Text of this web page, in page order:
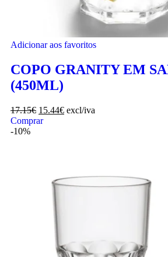
Adicionar aos favoritos
COPO GRANITY EM
(450ML)
17.15€ 15.44€ excl/iva
Comprar
-10%